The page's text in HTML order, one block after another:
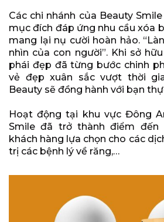
Các chi nhánh của Beauty
mục đích đáp ứng nhu cầu xóa
mang lại nụ cười hoàn hảo.
nhìn của con người”. Khi sở
phái đẹp đã từng bước chinh
vẻ đẹp xuân sắc vượt thời
Beauty sẽ đồng hành với bạn
Hoạt động tại khu vực Đông
Smile đã trở thành điểm đến
khách hàng lựa chọn cho các
trị các bệnh lý về răng,…